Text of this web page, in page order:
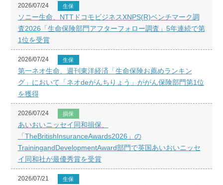
2026/07/24 生保
ソニー生命、NTTドコモビジネスXNPS(R)ベンチマーク調
査2026「生命保険部門アフターフォロー調査」5年連続で第
1位を受賞
2026/07/24 生保
第一ネオ生命、週刊東洋経済「生命保険お薦めランキン
グ」において「ネオdeがんちりょう」ががん保険部門第1位
を獲得
2026/07/24 損保
あいおいニッセイ同和損保、
「TheBritishInsuranceAwards2026」の
TrainingandDevelopmentAward部門で英国あいおいニッセ
イ同和社が最優秀賞を受賞
2026/07/21 生保